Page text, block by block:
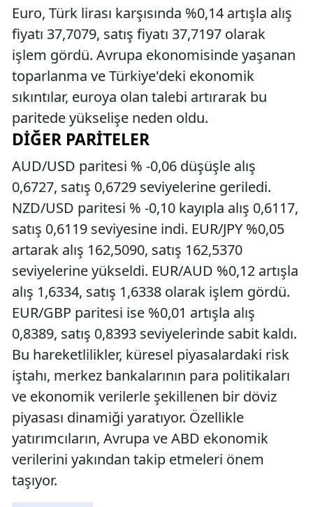
Euro, Türk lirası karşısında %0,14 artışla alış
fiyatı 37,7079, satış fiyatı 37,7197 olarak
işlem gördü. Avrupa ekonomisinde yaşanan
toparlanma ve Türkiye'deki ekonomik
sıkıntılar, euroya olan talebi artırarak bu
paritede yükselişe neden oldu.
DIĞER PARITELER
AUD/USD paritesi % -0,06 düşüşle alış
0,6727, satış 0,6729 seviyelerine geriledi.
NZD/USD paritesi % -0,10 kayıpla alış 0,6117,
satış 0,6119 seviyesine indi. EUR/JPY %0,05
artarak alış 162,5090, satış 162,5370
seviyelerine yükseldi. EUR/AUD %0,12 artışla
alış 1,6334, satış 1,6338 olarak işlem gördü.
EUR/GBP paritesi ise %0,01 artışla alış
0,8389, satış 0,8393 seviyelerinde sabit kaldı.
Bu hareketlilikler, küresel piyasalardaki risk
iştahı, merkez bankalarının para politikaları
ve ekonomik verilerle şekillenen bir döviz
piyasası dinamiği yaratıyor. Özellikle
yatırımcıların, Avrupa ve ABD ekonomik
verilerini yakından takip etmeleri önem
taşıyor.